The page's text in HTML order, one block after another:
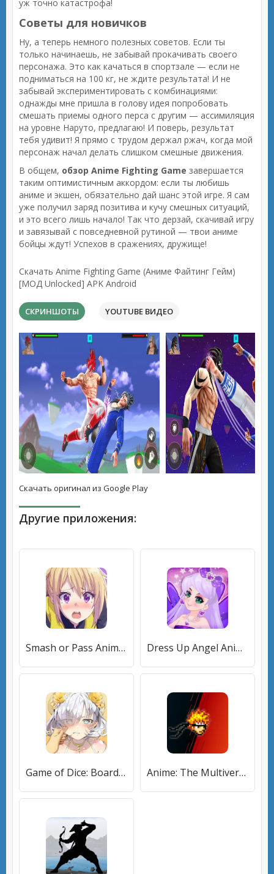
уж точно катастрофа!
Советы для новичков
Ну, а теперь немного полезных советов. Если ты
только начинаешь, не забывай прокачивать своего
персонажа. Это как качаться в спортзале — если не
подниматься на 100 кг, не ждите результата! И не
забывай экспериментировать с комбинациями:
однажды мне пришла в голову идея попробовать
смешать приемы одного перса с другим — ассимиляция
на уровне Наруто, предлагаю! И поверь, результат
тебя удивит! Я прямо с трудом держал ржач, когда мой
персонаж начал делать слишком смешные движения.
В общем, обзор Anime Fighting Game завершается
таким оптимистичным аккордом: если ты любишь
аниме и экшен, обязательно дай шанс этой игре. Я сам
уже получил заряд позитива и кучу смешных ситуаций,
и это всего лишь начало! Так что дерзай, скачивай игру
и завязывай с повседневной рутиной — твои аниме
бойцы ждут! Успехов в сражениях, дружище!
Скачать Anime Fighting Game (Аниме Файтинг Гейм)
[МОД Unlocked] APK Android
СКРИНШОТЫ YOUTUBE ВИДЕО
Скачать оригинал из Google Play
Другие приложения:
Smash or Pass Anime Game [МОД Меню] APK Android Dress Up Angel Anime Girl Game [МОД Все открыто] APK Android
Game of Dice: Board&Card&Anime (Гейм оф Дайс) [МОД Mega Pack] APK Android Anime: The Multiverse War (Аниме) [МОД Много денег] APK Android